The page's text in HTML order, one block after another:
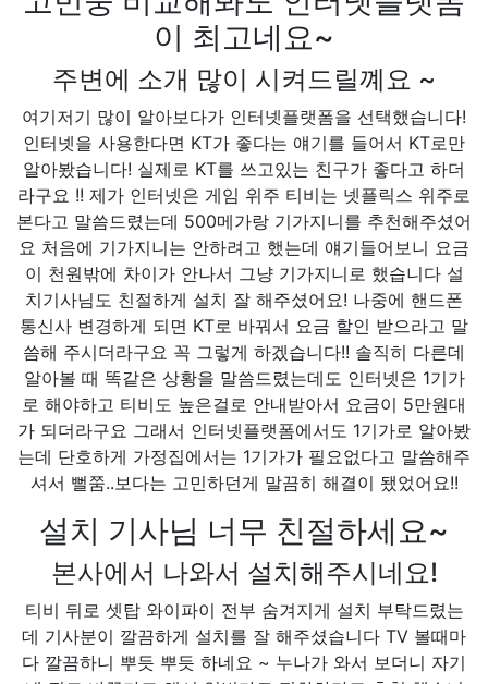
이 최고네요~
주변에 소개 많이 시켜드릴꼐요 ~
여기저기 많이 알아보다가 인터넷플랫폼을 선택했습니다!
인터넷을 사용한다면 KT가 좋다는 얘기를 들어서 KT로만
알아봤습니다! 실제로 KT를 쓰고있는 친구가 좋다고 하더
라구요 !! 제가 인터넷은 게임 위주 티비는 넷플릭스 위주로
본다고 말씀드렸는데 500메가랑 기가지니를 추천해주셨어
요 처음에 기가지니는 안하려고 했는데 얘기들어보니 요금
이 천원밖에 차이가 안나서 그냥 기가지니로 했습니다 설
치기사님도 친절하게 설치 잘 해주셨어요! 나중에 핸드폰
통신사 변경하게 되면 KT로 바꿔서 요금 할인 받으라고 말
씀해 주시더라구요 꼭 그렇게 하겠습니다!! 솔직히 다른데
알아볼 때 똑같은 상황을 말씀드렸는데도 인터넷은 1기가
로 해야하고 티비도 높은걸로 안내받아서 요금이 5만원대
가 되더라구요 그래서 인터넷플랫폼에서도 1기가로 알아봤
는데 단호하게 가정집에서는 1기가가 필요없다고 말씀해주
셔서 뻘쭘..보다는 고민하던게 말끔히 해결이 됐었어요!!
설치 기사님 너무 친절하세요~
본사에서 나와서 설치해주시네요!
티비 뒤로 셋탑 와이파이 전부 숨겨지게 설치 부탁드렸는
데 기사분이 깔끔하게 설치를 잘 해주셨습니다 TV 볼때마
다 깔끔하니 뿌듯 뿌듯 하네요 ~ 누나가 와서 보더니 자기